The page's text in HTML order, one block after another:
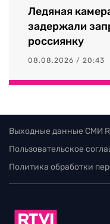
Ледяная
задержали
россиянку
08.08.2026 / 20:43
Выходные данные СМИ
Пользовательское
Политика обработки